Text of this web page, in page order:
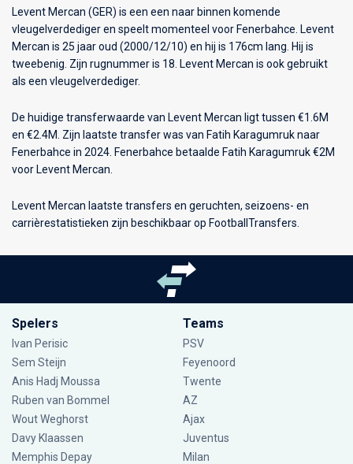
Levent Mercan (GER) is een een naar binnen komende
vleugelverdediger en speelt momenteel voor Fenerbahce . Levent
Mercan is 25 jaar oud (2000/12/10) en hij is 176cm lang. Hij is
tweebenig. Zijn rugnummer is 18. Levent Mercan is ook gebruikt
als een vleugelverdediger.
De huidige transferwaarde van Levent Mercan ligt tussen €1.6M
en €2.4M. Zijn laatste transfer was van Fatih Karagumruk naar
Fenerbahce in 2024. Fenerbahce betaalde Fatih Karagumruk €2M
voor Levent Mercan.
Levent Mercan laatste transfers en geruchten, seizoens- en
carrièrestatistieken zijn beschikbaar op FootballTransfers.
Spelers
Ivan Perisic
Sem Steijn
Anis Hadj Moussa
Ruben van Bommel
Wout Weghorst
Davy Klaassen
Memphis Depay
Teams
PSV
Feyenoord
Twente
AZ
Ajax
Juventus
Milan